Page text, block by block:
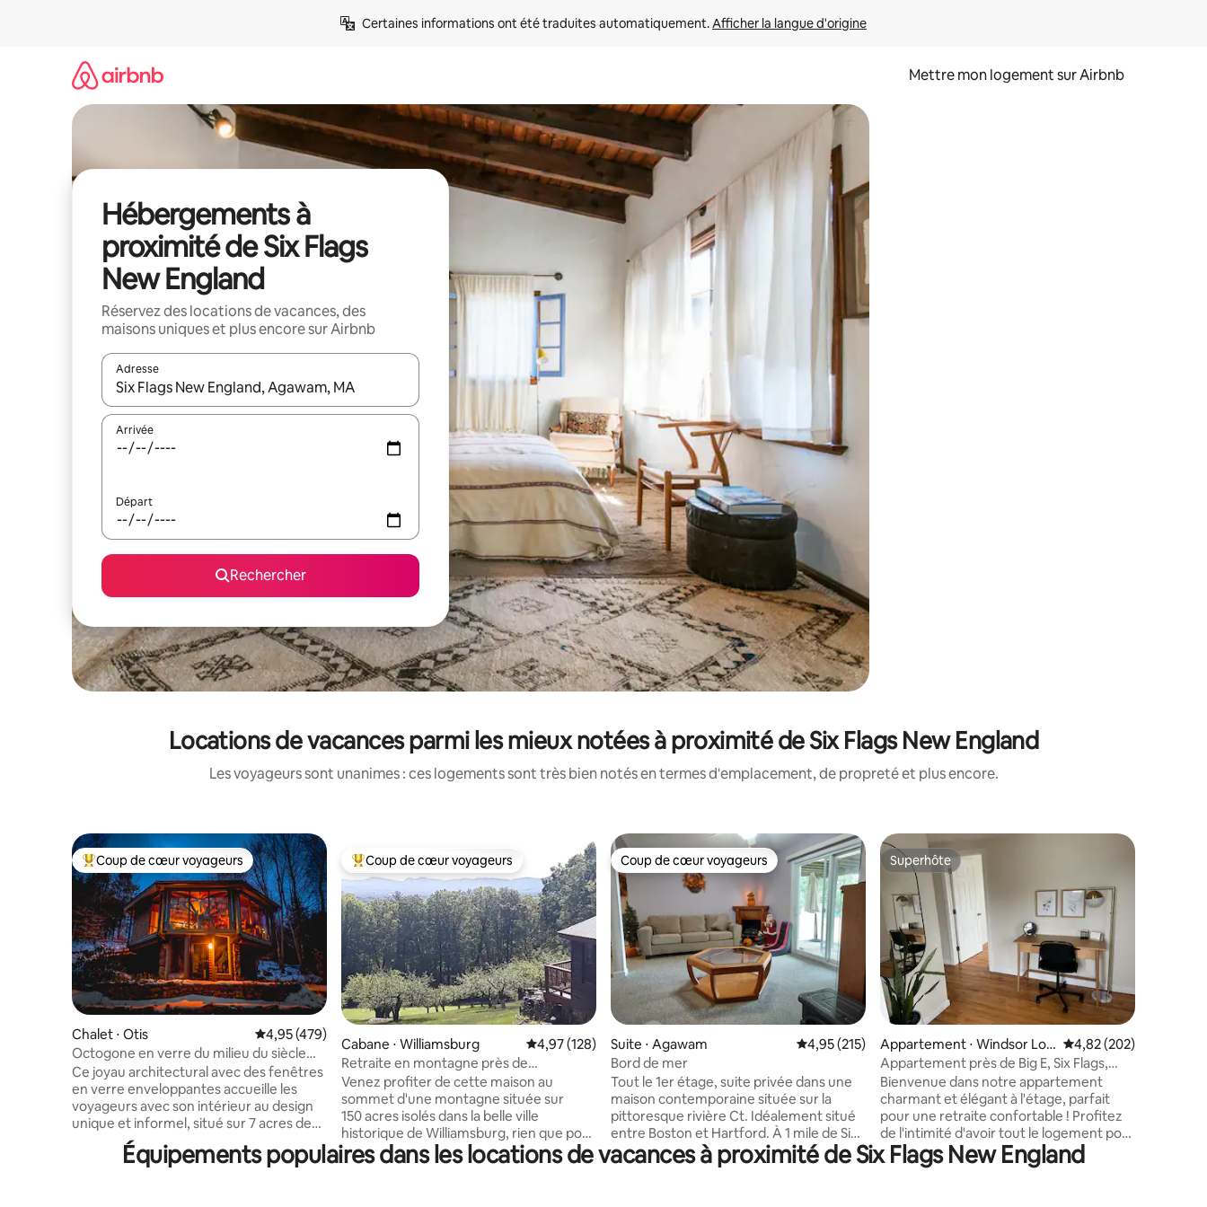
Certaines informations ont été traduites automatiquement. Afficher la langue d'origine
Mettre mon logement sur Airbnb
Hébergements à
proximité de Six Flags
New England
Réservez des locations de vacances, des
maisons uniques et plus encore sur Airbnb
Adresse
Lorsque les résultats s'affichent, utilisez les flèches vers le haut et vers le bas pour les parcourir ou en appuyant et en faisant glisser.
Arrivée
Départ
Rechercher
Locations de vacances parmi les mieux notées à proximité de Six Flags New England
Les voyageurs sont unanimes : ces logements sont très bien notés en termes d'emplacement, de propreté et plus encore.
Coups de cœur voyageurs les plus appréciés
Coup de cœur voyageurs
Chalet ⋅ Otis Évaluation moyenne sur la base de 479 commentaires : 4,95 sur 5
4,95 (479)
Octogone en verre du milieu du siècle
dans les Berkshires
Ce joyau architectural avec des fenêtres
en verre enveloppantes accueille les
voyageurs avec son intérieur au design
unique et informel, situé sur 7 acres de
bois privés. Installez-vous
confortablement autour de la cheminée
Coups de cœur voyageurs les plus appréciés
Coup de cœur voyageurs
Cabane ⋅ Williamsburg Évaluation moyenne sur la base de 128 commentaires : 4,97 sur 5
4,97 (128)
Retraite en montagne près de
Northampton et Amherst !
Venez profiter de cette maison au
sommet d'une montagne située sur
150 acres isolés dans la belle ville
historique de Williamsburg, rien que pour
vous !! Si vous voulez de l'intimité à 10-20
minutes de Northampton, Hadley et
Coup de cœur voyageurs
Coup de cœur voyageurs
Suite ⋅ Agawam Évaluation moyenne sur la base de 215 commentaires : 4,95 sur 5
4,95 (215)
Bord de mer
Tout le 1er étage, suite privée dans une
maison contemporaine située sur la
pittoresque rivière Ct. Idéalement situé
entre Boston et Hartford. À 1 mile de Six
Flags, à 10-15 min de Suffield Academy,
The Big E, Eastern States Exposition, de
Superhôte
Superhôte
Appartement ⋅ Windsor Loc
ks
Évaluation moyenne
4,82 (202)
Appartement près de Big E, Six Flags,
aéroport de Bradley
Bienvenue dans notre appartement
charmant et élégant à l'étage, parfait
pour une retraite confortable ! Profitez
de l'intimité d'avoir tout le logement pour
vous. Accédez à l'appartement
directement par l'entrée arrière, en haut
Équipements populaires dans les locations de vacances à proximité de Six Flags New England